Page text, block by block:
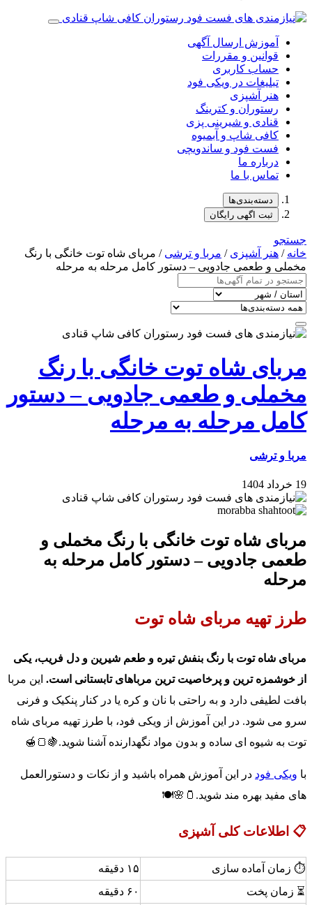
آموزش ارسال آگهی
قوانین و مقررات
حساب کاربری
تبلیغات در ویکی فود
هنر آشپزی
رستوران و کترینگ
قنادی و شیرینی پزی
کافی شاپ و آبمیوه
فست فود و ساندویچی
درباره ما
تماس با ما
دسته‌بندی‌ها
ثبت اگهی رایگان
جستجو
خانه / هنر آشپزی / مربا و ترشی / مربای شاه‌ توت خانگی با رنگ
مخملی و طعمی جادویی – دستور کامل مرحله به مرحله
مربای شاه‌ توت خانگی با رنگ
مخملی و طعمی جادویی – دستور
کامل مرحله به مرحله
مربا و ترشی
19 خرداد 1404
مربای شاه‌ توت خانگی با رنگ مخملی و
طعمی جادویی – دستور کامل مرحله به
مرحله
طرز تهیه مربای شاه توت
مربای شاه توت با رنگ بنفش تیره و طعم شیرین و دل فریب، یکی
از خوشمزه ترین و پرخاصیت ترین مرباهای تابستانی است. این مربا
بافت لطیفی دارد و به راحتی با نان و کره یا در کنار پنکیک و فرنی
سرو می شود. در این آموزش از ویکی فود، با طرز تهیه مربای شاه
توت به شیوه ای ساده و بدون مواد نگهدارنده آشنا شوید.🍇🍞🍯
با ویکی فود در این آموزش همراه باشید و از نکات و دستورالعمل
های مفید بهره مند شوید.🫙🌸🍽️
📋 اطلاعات کلی آشپزی
⏱️ زمان آماده سازی
۱۵ دقیقه
⏳ زمان پخت
۶۰ دقیقه